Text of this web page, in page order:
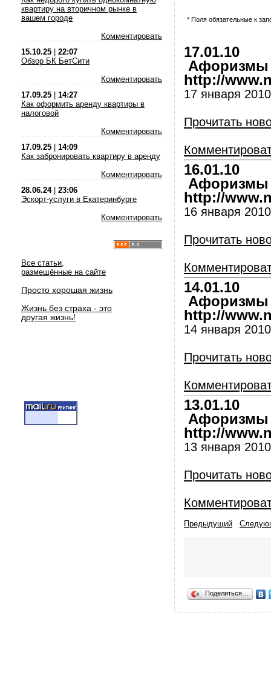
квартиру на вторичном рынке в
вашем городе
Комментировать
15.10.25
22:07
Обзор БК БетСити
Комментировать
17.09.25
14:27
Как оформить аренду квартиры в
налоговой
Комментировать
17.09.25
14:09
Как забронировать квартиру в аренду
Комментировать
28.06.24| 23:06
Эскорт-услуги в Екатеринбурге
Комментировать
Все статьи,
размещённые на сайте
Просто хорошая жизнь
Жизнь без страха - это
другая жизнь!
* Поля обязательные к
17.01.10
Афоризмы
http://
17 января 2010
Прочитать
16.01.10
Афоризмы
http://
16 января 2010
Прочитать
14.01.10
Афоризмы
http://
14 января 2010
Прочитать
13.01.10
Афоризмы
http://
13 января 2010
Прочитать
Предыдущий
Поделиться…